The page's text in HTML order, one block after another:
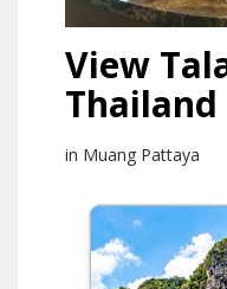
View
Thailand
in Muang Pattaya